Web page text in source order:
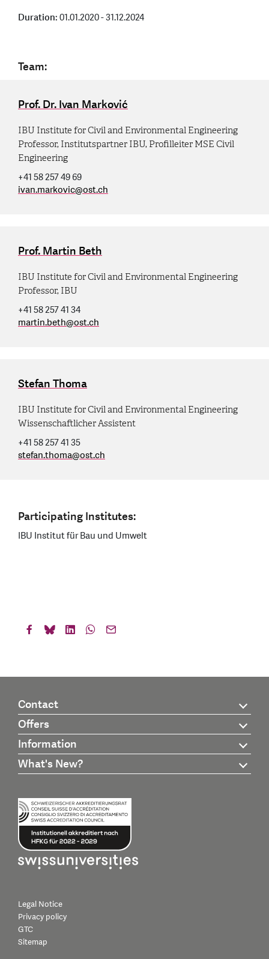
Duration:01.01.2020 - 31.12.2024
Team:
Prof. Dr. Ivan Marković
IBU Institute for Civil and Environmental Engineering
Professor, Institutspartner IBU, Profilleiter MSE Civil
Engineering
+41 58 257 49 69
ivan.markovic@ost.ch
Prof. Martin Beth
IBU Institute for Civil and Environmental Engineering
Professor, IBU
+41 58 257 41 34
martin.beth@ost.ch
Stefan Thoma
IBU Institute for Civil and Environmental Engineering
Wissenschaftlicher Assistent
+41 58 257 41 35
stefan.thoma@ost.ch
Participating Institutes:
IBU Institut für Bau und Umwelt
Contact
Offers
Information
What's New?
Legal Notice
Privacy policy
GTC
Sitemap